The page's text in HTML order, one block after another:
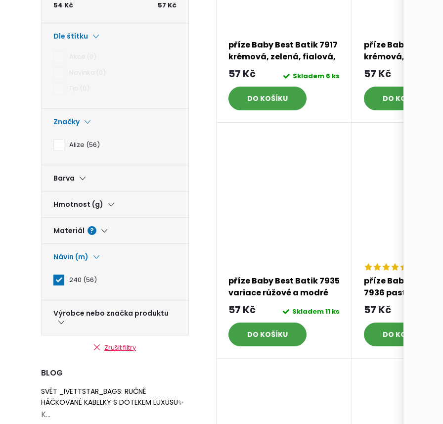
54 Kč 57 Kč
Dle štítku
Značky
Alize 56
Barva
Hmotnost (g)
Materiál ?
Návin (m)
240 56
Výrobce nebo značka produktu
Zrušit filtry
BLOG
SVĚT _IVETTSTAR_BAGS: RUČNĚ
HÁČKOVANÉ KABELKY S DOTEKEM LUXUSU✨
K...
příze Baby Best Batik 7917
krémová, zelená, fialová,
broskvová
57 Kč Skladem 6 ks
DO KOŠÍKU
příze Baby Best
krémová,
hnědá, modrá,
57 Kč
DO KOŠÍKU
příze Baby Best Batik 7935
variace růžové a modré
57 Kč Skladem11 ks
DO KOŠÍKU
příze Baby Best
7936 pastelově
fialová, tyrkysová
57 Kč
DO KOŠÍKU